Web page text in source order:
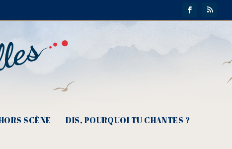
SCÈNE DIS, POURQUOI TU CHANTES ?